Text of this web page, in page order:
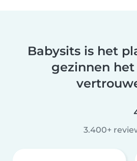
Babysits is het
gezinnen
3.400+